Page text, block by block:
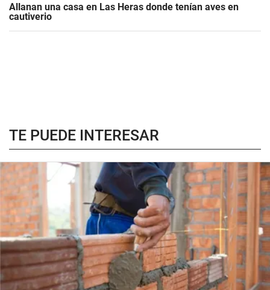
Allanan una casa en Las Heras donde tenían aves en
cautiverio
TE PUEDE INTERESAR